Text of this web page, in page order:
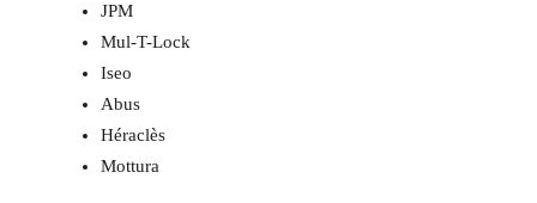
JPM
Mul-T-Lock
Iseo
Abus
Héraclès
Mottura